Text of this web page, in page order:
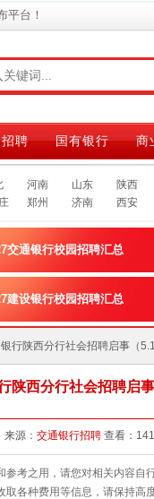
平台！
聘 国有银行 商
河南 山东 陕西
郑州 济南 西安
交通银行校园招聘汇总
建设银行校园招聘汇总
银行陕西分行社会招聘启事（
陕西分行社会招聘启事
发布时间：2026-05-19 14:59 来源： 交通银行招聘 查看：
考之用，请您对相关内容自
各种费用等信息，请保持高